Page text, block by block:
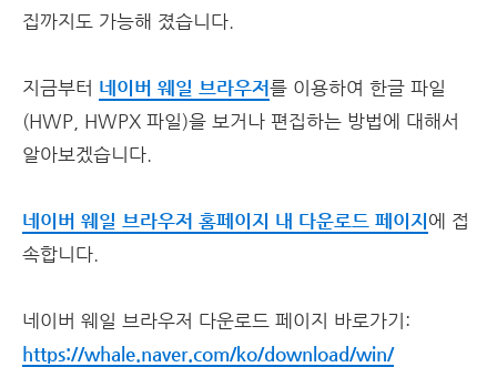
집까지도 가능해 졌습니다.
지금부터 네이버 웨일 브라우저를 이용하여 한글 파일
(HWP, HWPX 파일)을 보거나 편집하는 방법에 대해서
알아보겠습니다.
네이버 웨일 브라우저 홈페이지 내 다운로드 페이지에 접
속합니다.
네이버 웨일 브라우저 다운로드 페이지 바로가기:
https://whale.naver.com/ko/download/win/